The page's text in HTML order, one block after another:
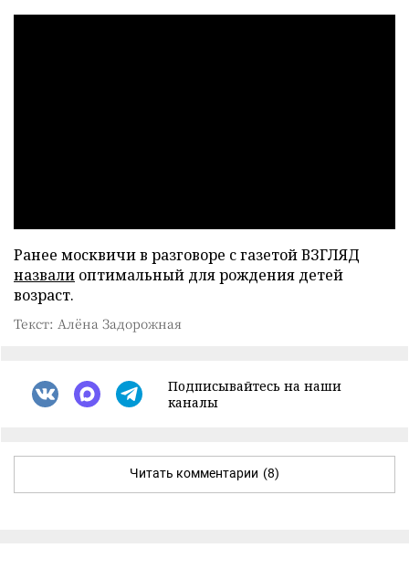
Ранее москвичи в разговоре с газетой ВЗГЛЯД
назвали оптимальный для рождения детей
возраст.
Текст: Алёна Задорожная
Подписывайтесь на наши
каналы
Читать комментарии (8)